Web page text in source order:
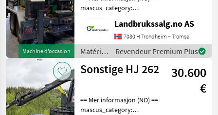
Machine d’occasion
mascus_category:
provide reference number
upon request: 9113 See
en.landbrukssalg.no/9113
for more images Spe
Landbrukssalg.no AS
7080 H Trondheim – Tromsø
Matériels
forestiers
et
travail
du bois /
Revendeur Premium Plus
Sonstige HJ 262
30.600
€
== Mer informasjon (NO) ==
mascus_category: